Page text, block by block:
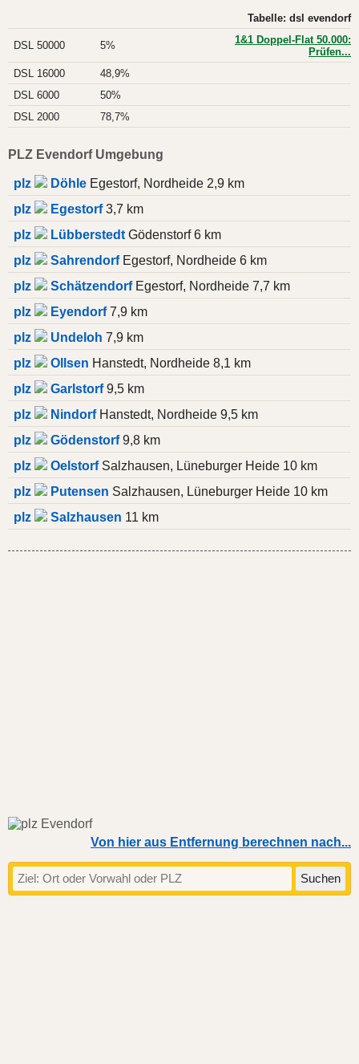
Tabelle: dsl evendorf
DSL 50000 5%
1&1 Doppel-Flat 50.000:
Prüfen...
DSL 16000
48,9%
DSL 6000
50%
DSL 2000
78,7%
PLZ Evendorf Umgebung
plz Döhle Egestorf, Nordheide 2,9 km
plz
Egestorf3,7 km
plz
Lübberstedt Gödenstorf 6 km
plz
SahrendorfEgestorf, Nordheide 6 km
plz
SchätzendorfEgestorf, Nordheide 7,7 km
plz
Eyendorf7,9 km
plz
Undeloh 7,9 km
plz
Ollsen Hanstedt, Nordheide 8,1 km
plz
Garlstorf9,5 km
plz
NindorfHanstedt, Nordheide 9,5 km
plz
Gödenstorf9,8 km
plz
OelstorfSalzhausen, Lüneburger Heide 10 km
plz
Putensen Salzhausen, Lüneburger Heide 10 km
plz
Salzhausen 11 km
Von hier aus Entfernung berechnen nach...